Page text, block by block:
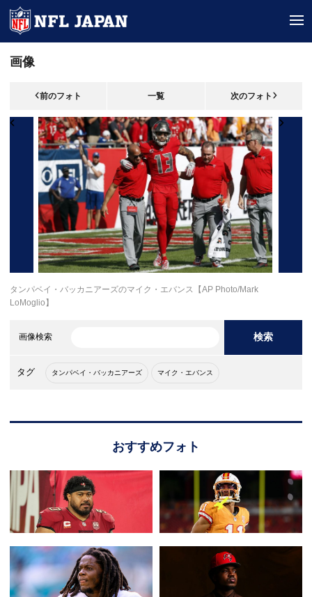
画像
前のフォト 一覧 次のフォト
タンパベイ・バッカニアーズのマイク・エバンス【AP Photo/Mark
LoMoglio】
画像検索 検索
タグ タンパベイ・バッカニアーズ マイク・エバンス
おすすめフォト